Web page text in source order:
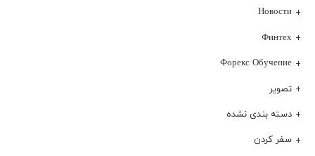
Новости
Финтех
Форекс Обучение
تصویر
دسته بندی نشده
سفر کردن